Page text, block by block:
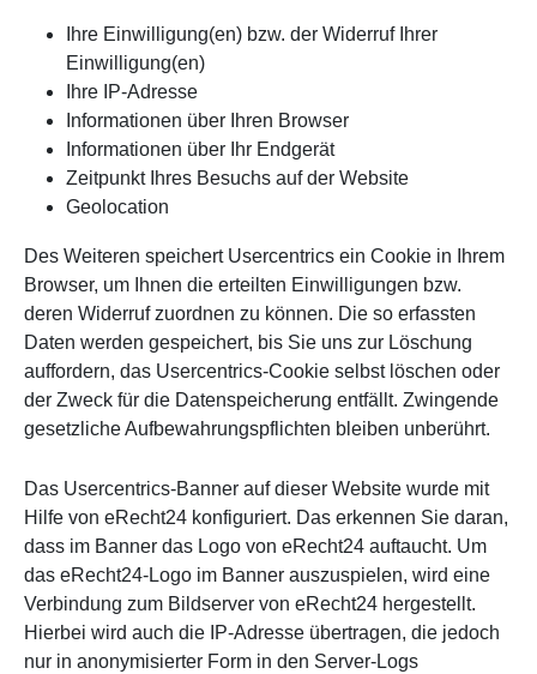
Ihre Einwilligung(en) bzw. der Widerruf Ihrer
Einwilligung(en)
Ihre IP-Adresse
Informationen über Ihren Browser
Informationen über Ihr Endgerät
Zeitpunkt Ihres Besuchs auf der Website
Geolocation
Des Weiteren speichert Usercentrics ein Cookie in Ihrem
Browser, um Ihnen die erteilten Einwilligungen bzw.
deren Widerruf zuordnen zu können. Die so erfassten
Daten werden gespeichert, bis Sie uns zur Löschung
auffordern, das Usercentrics-Cookie selbst löschen oder
der Zweck für die Datenspeicherung entfällt. Zwingende
gesetzliche Aufbewahrungspflichten bleiben unberührt.
Das Usercentrics-Banner auf dieser Website wurde mit
Hilfe von eRecht24 konfiguriert. Das erkennen Sie daran,
dass im Banner das Logo von eRecht24 auftaucht. Um
das eRecht24-Logo im Banner auszuspielen, wird eine
Verbindung zum Bildserver von eRecht24 hergestellt.
Hierbei wird auch die IP-Adresse übertragen, die jedoch
nur in anonymisierter Form in den Server-Logs